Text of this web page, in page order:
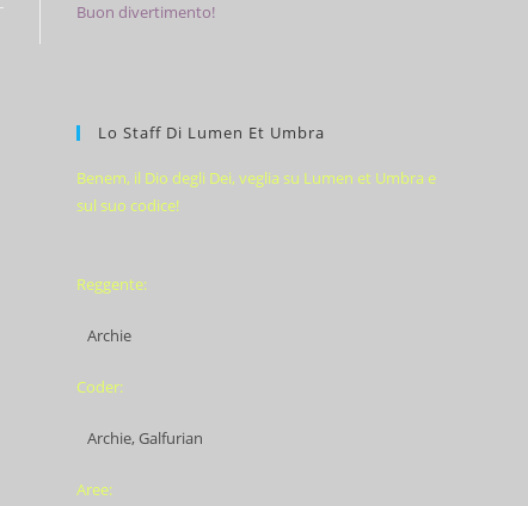
Buon divertimento!
Lo Staff Di Lumen Et Umbra
Benem, il Dio degli Dei, veglia su Lumen et Umbra e
sul suo codice!
Reggente:
Archie
Coder:
Archie, Galfurian
Aree: